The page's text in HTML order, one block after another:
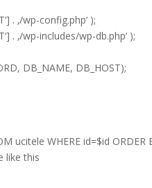
. ‚/wp-config.php‘ );
. ‚/wp-includes/wp-db.php‘ );
DB_NAME, DB_HOST);
ucitele WHERE id=$id
like this